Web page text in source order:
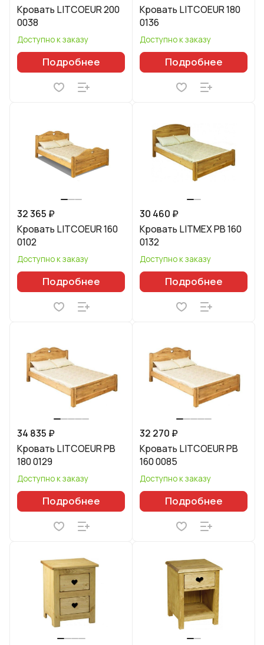
Кровать LITCOEUR 200
0038
Доступно к заказу
Подробнее
Кровать LITCOEUR 180
0136
Доступно к заказу
Подробнее
32 365 ₽
Кровать LITCOEUR 160
0102
Доступно к заказу
Подробнее
30 460 ₽
Кровать LITMEX PB 160
0132
Доступно к заказу
Подробнее
34 835 ₽
Кровать LITCOEUR PB
180 0129
Доступно к заказу
Подробнее
32 270 ₽
Кровать LITCOEUR PB
160 0085
Доступно к заказу
Подробнее